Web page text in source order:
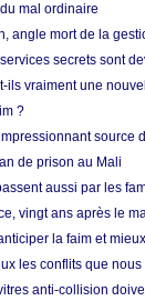
mal ordinaire
angle mort de la
secrets sont
ils vraiment une
?
source
de prison au Mali
aussi par les
vingt ans après le
la faim et
les conflits que nous
anti-collision